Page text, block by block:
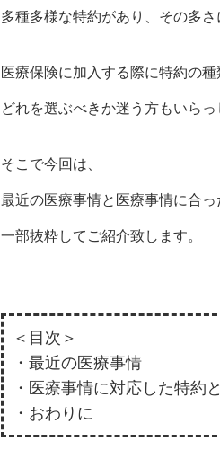
多種多様な特約があり、その多さ
医療保険に加入する際に特約の種
どれを選ぶべきか迷う方もいら
そこで今回は、
最近の医療事情と医療事情に合っ
一部抜粋してご紹介致します。
＜目次＞
・最近の医療事情
・医療事情に対応した特約
・おわりに